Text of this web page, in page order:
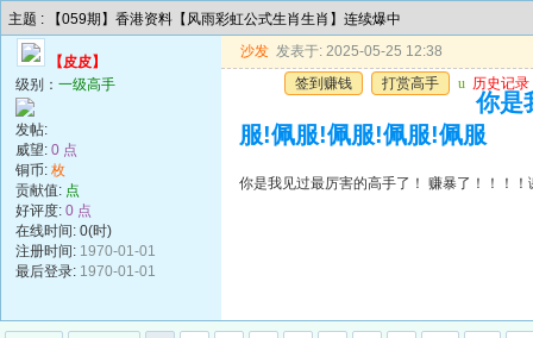
主题 : 【059期】香港资料【风雨彩虹公式生肖生肖】连续爆中
【皮皮】
级别： 一级高手
发帖:
威望: 0 点
铜币: 枚
贡献值: 点
好评度: 0 点
在线时间: 0(时)
注册时间: 1970-01-01
最后登录: 1970-01-01
沙发 发表于: 2025-05-25 12:38
签到赚钱
打赏高手 u 历史记录
你是
服!佩服!佩服!佩服!佩服
你是我见过最厉害的高手了！ 赚暴了！！！